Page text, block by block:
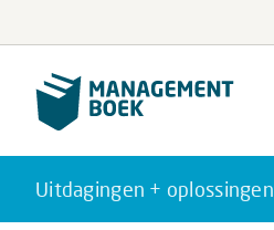
Uitdagingen + oplossingen